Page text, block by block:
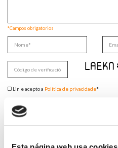
*Campos obrigatorios
Lin e acepto a Política de privacidade*